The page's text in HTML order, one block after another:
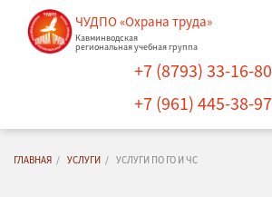
ЧУДПО «Охрана труда»
Кавминводская
региональная учебная группа
+7 (8793) 33-16-80
+7 (961) 445-38-97
ГЛАВНАЯ УСЛУГИ УСЛУГИ ПО ГО И ЧС